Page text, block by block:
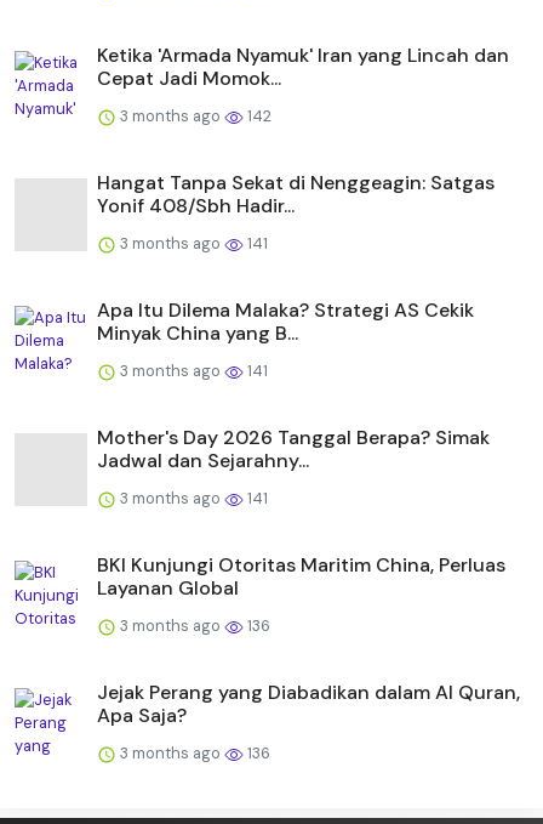
Ketika 'Armada Nyamuk' Iran yang Lincah dan
Cepat Jadi Momok...
3 months ago 142
Hangat Tanpa Sekat di Nenggeagin: Satgas
Yonif 408/Sbh Hadir...
3 months ago 141
Apa Itu Dilema Malaka? Strategi AS Cekik
Minyak China yang B...
3 months ago 141
Mother's Day 2026 Tanggal Berapa? Simak
Jadwal dan Sejarahny...
3 months ago 141
BKI Kunjungi Otoritas Maritim China, Perluas
Layanan Global
3 months ago 136
Jejak Perang yang Diabadikan dalam Al Quran,
Apa Saja?
3 months ago 136